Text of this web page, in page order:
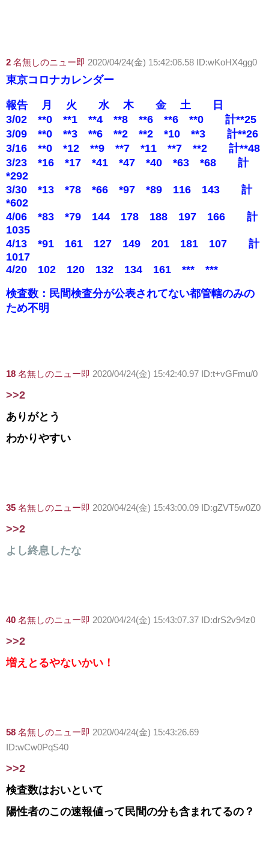
2 名無しのニュー即 2020/04/24(金) 15:42:06.58 ID:wKoHX4gg0
東京コロナカレンダー
報告 月 火 水 木 金 土 日
3/02 **0 **1 **4 **8 **6 **6 **0 計**25
3/09 **0 **3 **6 **2 **2 *10 **3 計**26
3/16 **0 *12 **9 **7 *11 **7 **2 計**48
3/23 *16 *17 *41 *47 *40 *63 *68 計
*292
3/30 *13 *78 *66 *97 *89 116 143 計
*602
4/06 *83 *79 144 178 188 197 166 計
1035
4/13 *91 161 127 149 201 181 107 計
1017
4/20 102 120 132 134 161 *** ***
検査数：民間検査分が公表されてない都管轄のみの
ため不明
18 名無しのニュー即 2020/04/24(金) 15:42:40.97 ID:t+vGFmu/0
>>2
ありがとう
わかりやすい
35 名無しのニュー即 2020/04/24(金) 15:43:00.09 ID:gZVT5w0Z0
>>2
よし終息したな
40 名無しのニュー即 2020/04/24(金) 15:43:07.37 ID:drS2v94z0
>>2
増えとるやないかい！
58 名無しのニュー即 2020/04/24(金) 15:43:26.69
ID:wCw0PqS40
>>2
検査数はおいといて
陽性者のこの速報値って民間の分も含まれてるの？